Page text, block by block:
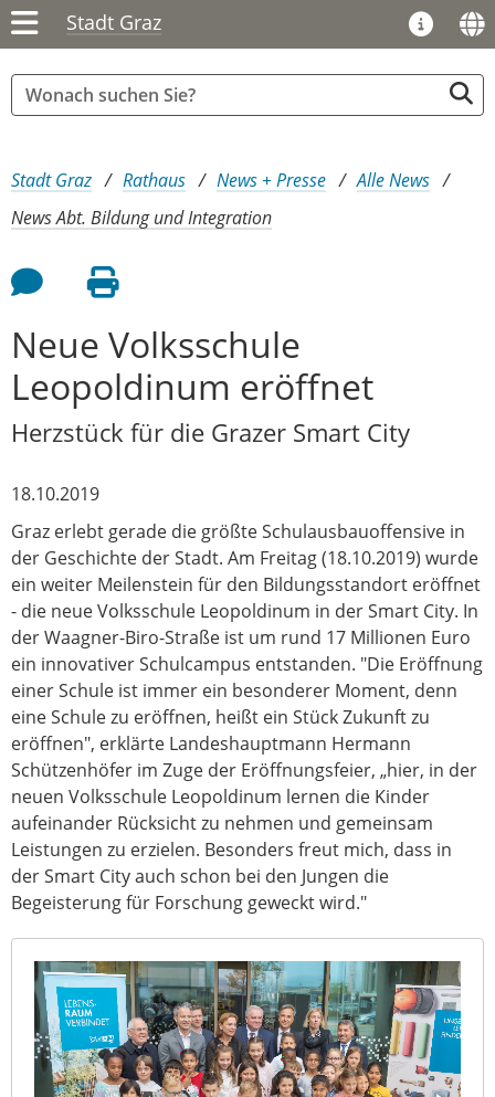
Stadt Graz
Sie sind hier:
Stadt Graz Rathaus News + Presse
Alle News
News Abt. Bildung und Integration
Feedback an Autor
Seite drucken
Neue Volksschule
Leopoldinum eröffnet
Herzstück für die Grazer Smart City
18.10.2019
Graz erlebt gerade die größte Schulausbauoffensive in
der Geschichte der Stadt. Am Freitag (18.10.2019) wurde
ein weiter Meilenstein für den Bildungsstandort eröffnet
- die neue Volksschule Leopoldinum in der Smart City. In
der Waagner-Biro-Straße ist um rund 17 Millionen Euro
ein innovativer Schulcampus entstanden. "Die Eröffnung
einer Schule ist immer ein besonderer Moment, denn
eine Schule zu eröffnen, heißt ein Stück Zukunft zu
eröffnen", erklärte Landeshauptmann Hermann
Schützenhöfer im Zuge der Eröffnungsfeier, „hier, in der
neuen Volksschule Leopoldinum lernen die Kinder
aufeinander Rücksicht zu nehmen und gemeinsam
Leistungen zu erzielen. Besonders freut mich, dass in
der Smart City auch schon bei den Jungen die
Begeisterung für Forschung geweckt wird."